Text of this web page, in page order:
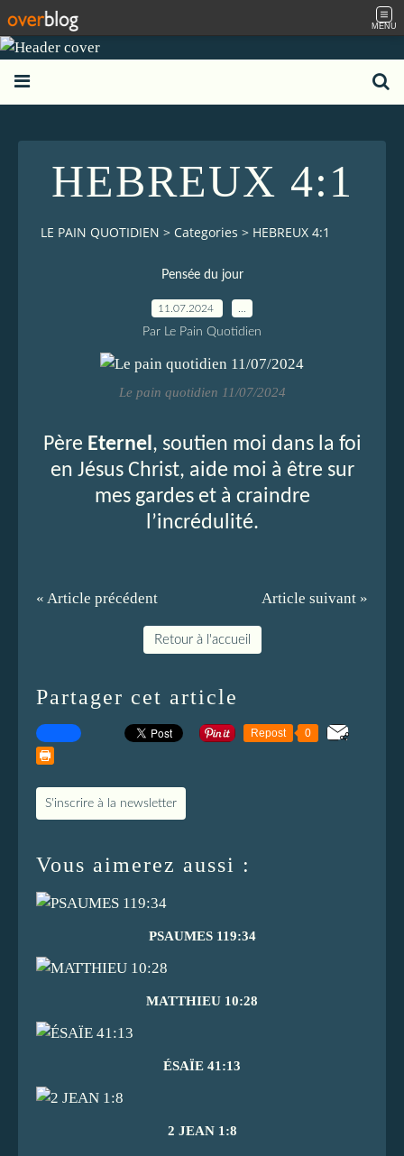
MENU
HEBREUX 4:1
LE PAIN QUOTIDIEN > Categories > HEBREUX 4:1
Pensée du jour
11.07.2024
Par Le Pain Quotidien
Le pain quotidien 11/07/2024
Père Eternel , soutien moi dans la foi
en Jésus Christ, aide moi à être sur
mes gardes et à craindre
l’incrédulité.
« Article précédent Article suivant »
Retour à l'accueil
Partager cet article
Repost 0
S'inscrire à la newsletter
Vous aimerez aussi :
PSAUMES 119:34
MATTHIEU 10:28
ÉSAÏE 41:13
2 JEAN 1:8